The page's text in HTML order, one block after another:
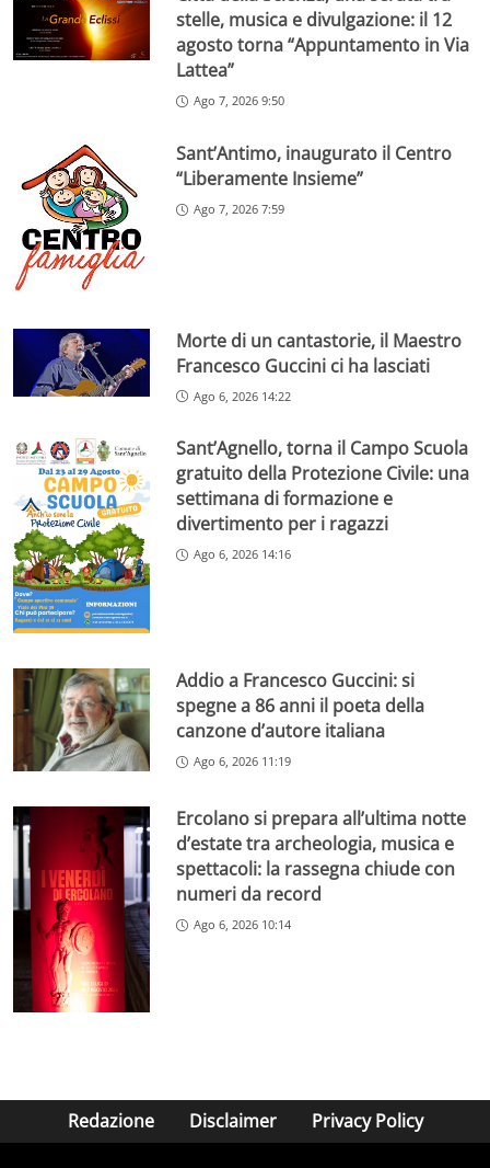
stelle, musica e divulgazione: il 12
agosto torna “Appuntamento in Via
Lattea”
Ago 7, 2026 9:50
Sant’Antimo, inaugurato il Centro
“Liberamente Insieme”
Ago 7, 2026 7:59
Morte di un cantastorie, il Maestro
Francesco Guccini ci ha lasciati
Ago 6, 2026 14:22
Sant’Agnello, torna il Campo Scuola
gratuito della Protezione Civile: una
settimana di formazione e
divertimento per i ragazzi
Ago 6, 2026 14:16
Addio a Francesco Guccini: si
spegne a 86 anni il poeta della
canzone d’autore italiana
Ago 6, 2026 11:19
Ercolano si prepara all’ultima notte
d’estate tra archeologia, musica e
spettacoli: la rassegna chiude con
numeri da record
Ago 6, 2026 10:14
Redazione Disclaimer Privacy Policy